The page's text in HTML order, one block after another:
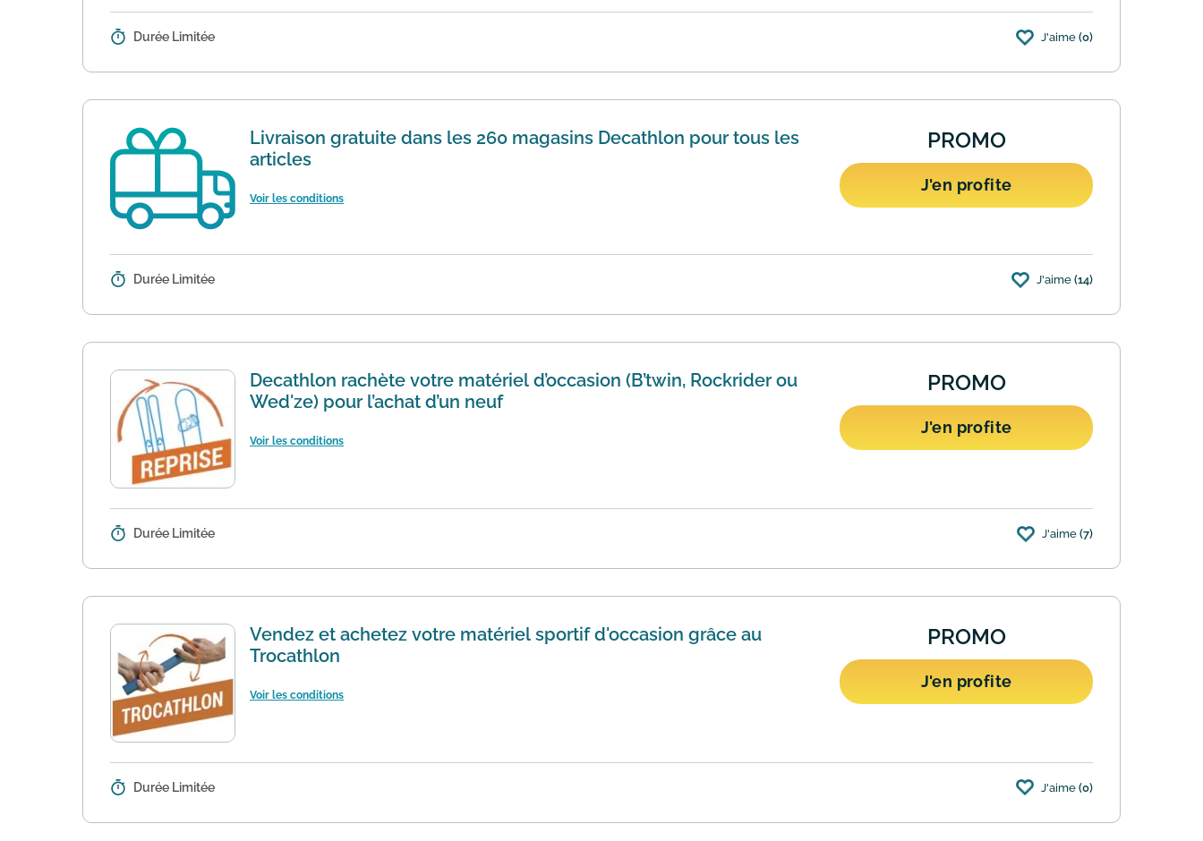
Détails : Pour toute commande de plus de 50€ sur le site Decathlon profitez de la livraison à domicile par Colissimo offerte. Attention l'offre ne
Durée Limitée J'aime (0)
Livraison gratuite dans les 260 magasins Decathlon pour tous les
articles
Voir les conditions
PROMO
J'en profite
Détails : Si vous décidez d'acheter sur le site Decathlon vous pouvez profiter de la livraison offerte dans l'un des 260 magasins de l'enseigne.
Durée Limitée J'aime (14)
Decathlon rachète votre matériel d’occasion (B’twin, Rockrider ou
Wed'ze) pour l’achat d’un neuf
Voir les conditions
PROMO
J'en profite
Détails : Etapes d'une reprise : Inscrire vos produits en ligneAmener vos produits dans le magasin Decathlon de votre choix (participant à
Durée Limitée J'aime (7)
Vendez et achetez votre matériel sportif d'occasion grâce au
Trocathlon
Voir les conditions
PROMO
J'en profite
Détails : Super initiative proposée par Decathlong : grâce au Trocathlon vous pouvez vendre ou acheter votre matériel sportif d'occasion. Une
Durée Limitée J'aime (0)